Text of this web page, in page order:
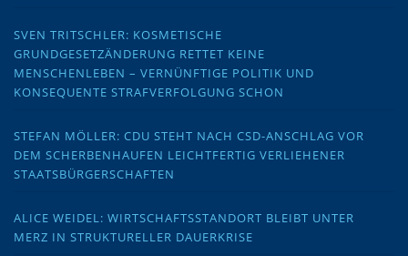
SVEN TRITSCHLER: KOSMETISCHE
GRUNDGESETZÄNDERUNG RETTET KEINE
MENSCHENLEBEN – VERNÜNFTIGE POLITIK UND
KONSEQUENTE STRAFVERFOLGUNG SCHON
STEFAN MÖLLER: CDU STEHT NACH CSD-ANSCHLAG VOR
DEM SCHERBENHAUFEN LEICHTFERTIG VERLIEHENER
STAATSBÜRGERSCHAFTEN
ALICE WEIDEL: WIRTSCHAFTSSTANDORT BLEIBT UNTER
MERZ IN STRUKTURELLER DAUERKRISE